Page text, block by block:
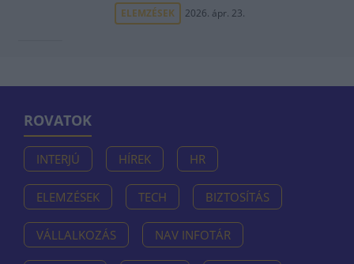
ELEMZÉSEK 2026. ápr. 23.
ROVATOK
INTERJÚ HÍREK HR
ELEMZÉSEK TECH BIZTOSÍTÁS
VÁLLALKOZÁS NAV INFOTÁR